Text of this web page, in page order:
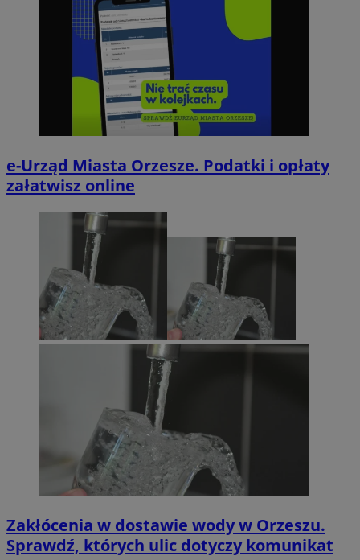
e-Urząd Miasta Orzesze. Podatki i opłaty
załatwisz online
Zakłócenia w dostawie wody w Orzeszu.
Sprawdź, których ulic dotyczy komunikat